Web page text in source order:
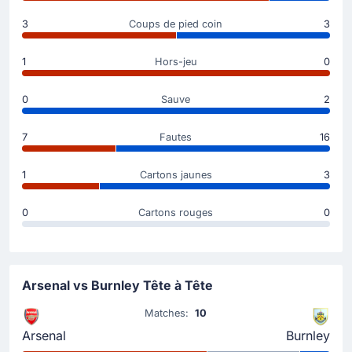
l'avantage. Passe décisive de Bukayo Saka , ce qui
porte le score à 1 - 0.
28'
Hannibal Mejbri
Le début du match
3 Coups de pied coin 3
1 Hors-jeu 0
0 Sauve 2
7 Fautes 16
1 Cartons jaunes 3
0 Cartons rouges 0
Arsenal vs Burnley Tête à Tête
Arsenal
Matches:10
Burnley